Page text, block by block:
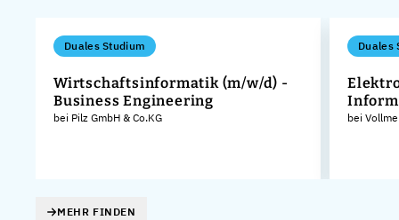
Duales Studium
Wirtschaftsinformatik (m/w/d) -
Business Engineering
bei Pilz GmbH & Co.KG
Duales
bei
MEHR FINDEN